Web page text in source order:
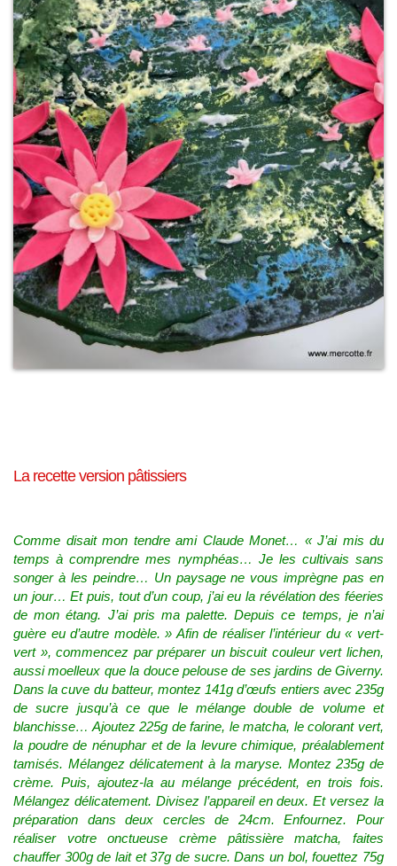
La recette version pâtissiers
Comme disait mon tendre ami Claude Monet… « J’ai mis du
temps à comprendre mes nymphéas… Je les cultivais sans
songer à les peindre… Un paysage ne vous imprègne pas en
un jour… Et puis, tout d’un coup, j’ai eu la révélation des féeries
de mon étang. J’ai pris ma palette. Depuis ce temps, je n’ai
guère eu d’autre modèle. » Afin de réaliser l’intérieur du « vert-
vert », commencez par préparer un biscuit couleur vert lichen,
aussi moelleux que la douce pelouse de ses jardins de Giverny.
Dans la cuve du batteur, montez 141g d’œufs entiers avec 235g
de sucre jusqu’à ce que le mélange double de volume et
blanchisse… Ajoutez 225g de farine, le matcha, le colorant vert,
la poudre de nénuphar et de la levure chimique, préalablement
tamisés. Mélangez délicatement à la maryse. Montez 235g de
crème. Puis, ajoutez-la au mélange précédent, en trois fois.
Mélangez délicatement. Divisez l’appareil en deux. Et versez la
préparation dans deux cercles de 24cm. Enfournez. Pour
réaliser votre onctueuse crème pâtissière matcha, faites
chauffer 300g de lait et 37g de sucre. Dans un bol, fouettez 75g